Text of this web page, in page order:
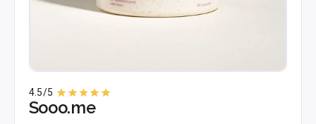
4.5/5
Sooo.me